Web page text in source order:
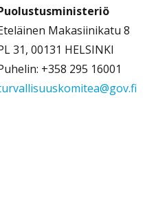
Makasiinikatu 8
31, 00131 HELSINKI
+358 295 16001